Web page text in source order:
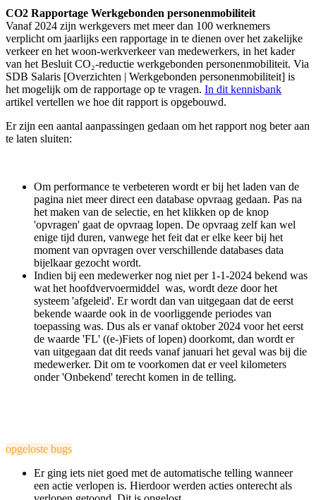
CO2 Rapportage Werkgebonden personenmobiliteit
Vanaf 2024 zijn werkgevers met meer dan 100 werknemers
verplicht om jaarlijks een rapportage in te dienen over het zakelijke
verkeer en het woon-werkverkeer van medewerkers, in het kader
van het Besluit CO₂-reductie werkgebonden personenmobiliteit. Via
SDB Salaris [Overzichten | Werkgebonden personenmobiliteit] is
het mogelijk om de rapportage op te vragen. In dit kennisbank
artikel vertellen we hoe dit rapport is opgebouwd.
Er zijn een aantal aanpassingen gedaan om het rapport nog beter aan
te laten sluiten:
Om performance te verbeteren wordt er bij het laden van de
pagina niet meer direct een database opvraag gedaan. Pas na
het maken van de selectie, en het klikken op de knop
'opvragen' gaat de opvraag lopen. De opvraag zelf kan wel
enige tijd duren, vanwege het feit dat er elke keer bij het
moment van opvragen over verschillende databases data
bijelkaar gezocht wordt.
Indien bij een medewerker nog niet per 1-1-2024 bekend was
wat het hoofdvervoermiddel was, wordt deze door het
systeem 'afgeleid'. Er wordt dan van uitgegaan dat de eerst
bekende waarde ook in de voorliggende periodes van
toepassing was. Dus als er vanaf oktober 2024 voor het eerst
de waarde 'FL' ((e-)Fiets of lopen) doorkomt, dan wordt er
van uitgegaan dat dit reeds vanaf januari het geval was bij die
medewerker. Dit om te voorkomen dat er veel kilometers
onder 'Onbekend' terecht komen in de telling.
opgeloste bugs
Er ging iets niet goed met de automatische telling wanneer
een actie verlopen is. Hierdoor werden acties onterecht als